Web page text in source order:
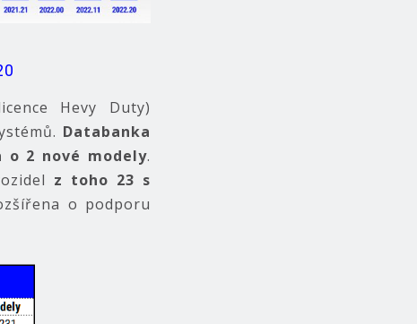
Hevy Duty)
Databanka
o 2 nové modely.
z toho 23 s
o podporu